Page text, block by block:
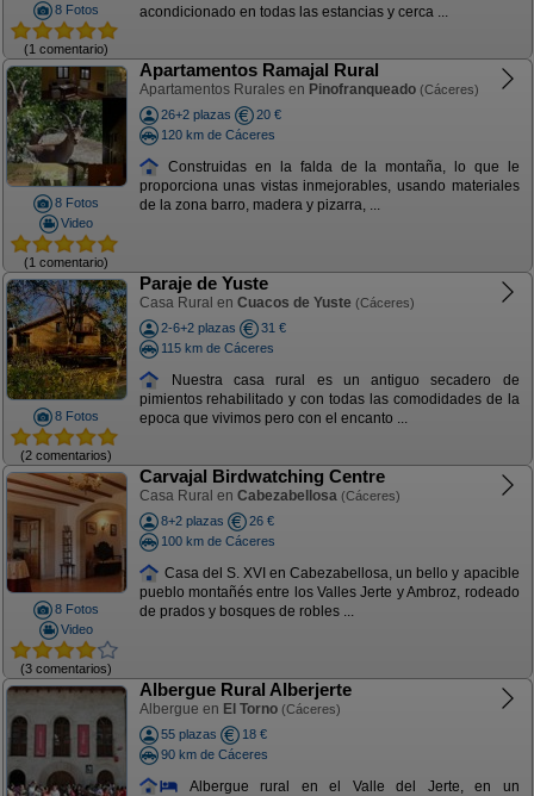
8 Fotos
(1 comentario)
acondicionado en todas las estancias y cerca ...
8 Fotos
Video
(1 comentario)
Apartamentos Ramajal Rural
Apartamentos Rurales en Pinofranqueado (Cáceres)
26+2 plazas
20 €
120 km de Cáceres
Construidas en la falda de la montaña, lo que le
proporciona unas vistas inmejorables, usando materiales
de la zona barro, madera y pizarra, ...
8 Fotos
(2 comentarios)
Paraje de Yuste
Casa Rural en Cuacos de Yuste (Cáceres)
2-6+2 plazas
31 €
115 km de Cáceres
Nuestra casa rural es un antiguo secadero de
pimientos rehabilitado y con todas las comodidades de la
epoca que vivimos pero con el encanto ...
8 Fotos
Video
(3 comentarios)
Carvajal Birdwatching Centre
Casa Rural en Cabezabellosa (Cáceres)
8+2 plazas
26 €
100 km de Cáceres
Casa del S. XVI en Cabezabellosa, un bello y apacible
pueblo montañés entre los Valles Jerte y Ambroz, rodeado
de prados y bosques de robles ...
Albergue Rural Alberjerte
Albergue en El Torno (Cáceres)
55 plazas
18 €
90 km de Cáceres
Albergue rural en el Valle del Jerte, en un